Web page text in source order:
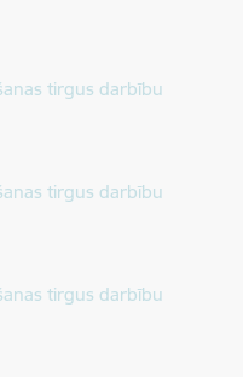
tirgus darbību
tirgus darbību
tirgus darbību